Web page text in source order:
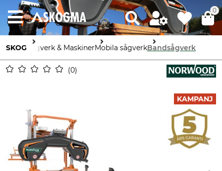
0
SKOG Sågverk & MaskinerMobila sågverkBandsågverk
0
KAMPANJ